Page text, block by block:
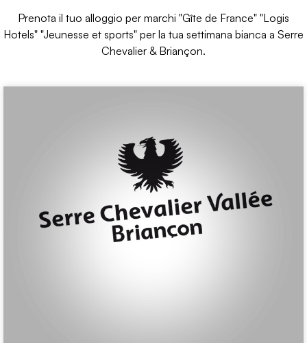
Prenota il tuo alloggio per marchi "Gîte de France" "Logis
Hotels" "Jeunesse et sports" per la tua settimana bianca a Serre
Chevalier & Briançon.